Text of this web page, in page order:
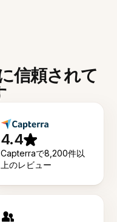
信頼されて
4.4
Capterraで8,200件以
上のレビュー